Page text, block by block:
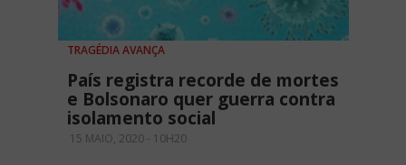
TRAGÉDIA AVANÇA
País registra recorde de mortes
e Bolsonaro quer guerra contra
isolamento social
15 MAIO, 2020 - 10H20